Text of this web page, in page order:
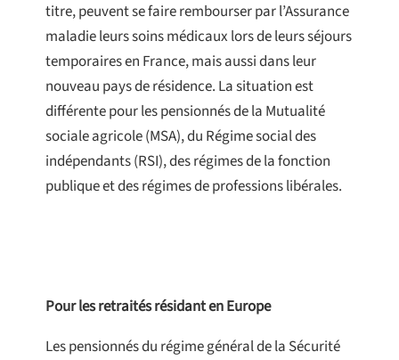
titre, peuvent se faire rembourser par l’Assurance
maladie leurs soins médicaux lors de leurs séjours
temporaires en France, mais aussi dans leur
nouveau pays de résidence. La situation est
différente pour les pensionnés de la Mutualité
sociale agricole (MSA), du Régime social des
indépendants (RSI), des régimes de la fonction
publique et des régimes de professions libérales.
Pour les retraités résidant en Europe
Les pensionnés du régime général de la Sécurité